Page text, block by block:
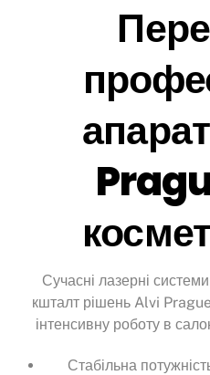
Сучасні лазерні
кшталт рішень Alvi
інтенсивну роботу в
Стабільна